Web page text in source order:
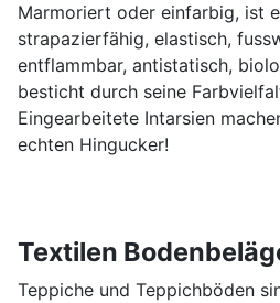
Marmoriert oder einfarbig, ist
strapazierfähig, elastisch,
entflammbar, antistatisch,
besticht durch seine
Eingearbeitete Intarsien
echten Hingucker!
Textilen
Teppiche und Teppichböden